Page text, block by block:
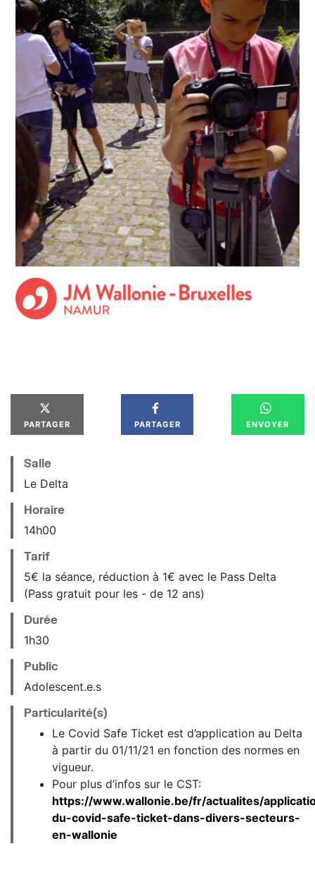
PARTAGER PARTAGER ENVOYER
Salle
Le Delta
Horaire
14h00
Tarif
5€ la séance, réduction à 1€ avec le Pass Delta
(Pass gratuit pour les - de 12 ans)
Durée
1h30
Public
Adolescent.e.s
Particularité(s)
Le Covid Safe Ticket est d’application au Delta
à partir du 01/11/21 en fonction des normes en
vigueur.
Pour plus d’infos sur le CST:
https://www.wallonie.be/fr/actualites/
du-covid-safe-ticket-dans-divers-secteurs-
en-wallonie